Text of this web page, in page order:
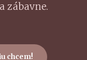
zábavne.
chcem!